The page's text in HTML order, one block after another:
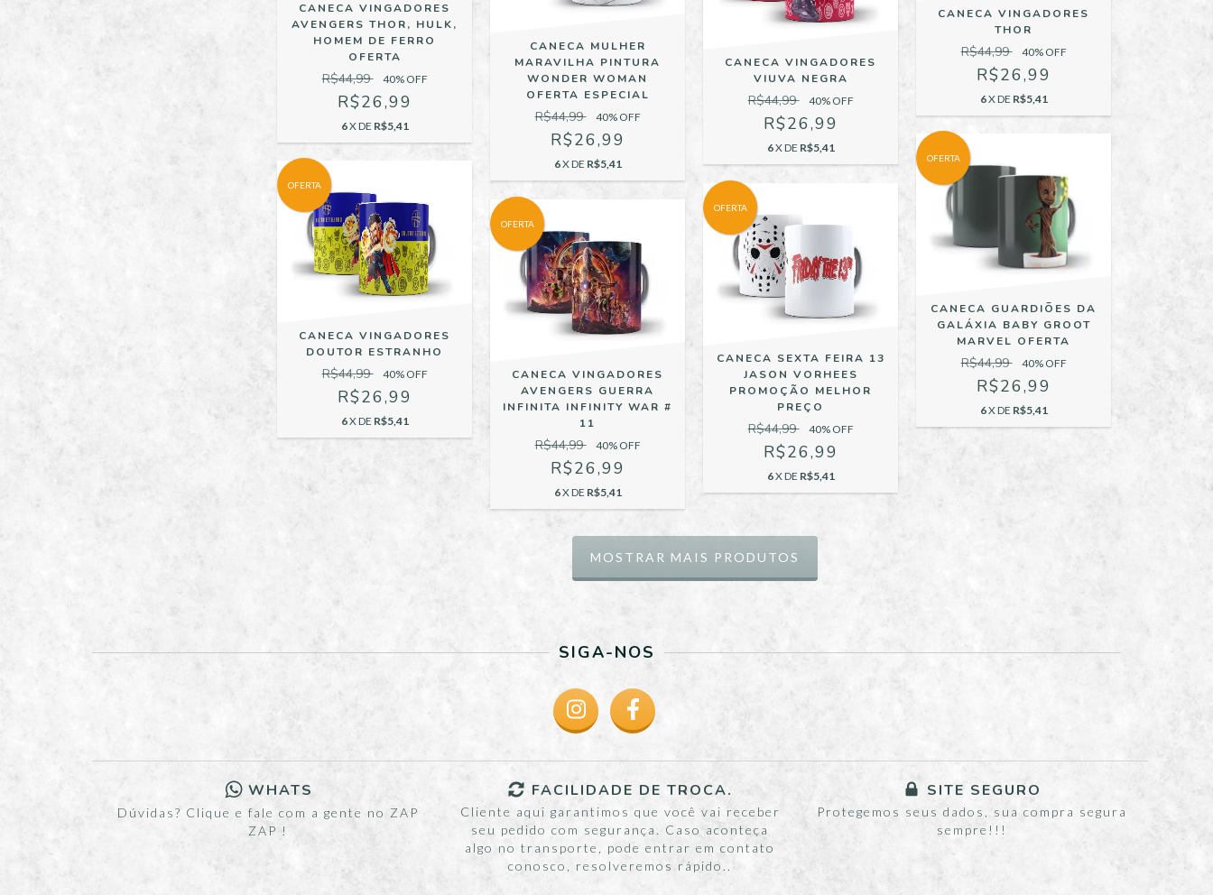
CANECA VINGADORES
AVENGERS THOR, HULK,
HOMEM DE FERRO
OFERTA
R$44,99 40% OFF
R$26,99
6X DE R$5,41
CANECA MULHER
MARAVILHA PINTURA
WONDER WOMAN
OFERTA ESPECIAL
R$44,99 40% OFF
R$26,99
6X DE R$5,41
CANECA VINGADORES
VIUVA NEGRA
R$44,99 40% OFF
R$26,99
6X DE R$5,41
CANECA VINGADORES
THOR
R$44,99 40% OFF
R$26,99
6X DE R$5,41
OFERTA
CANECA VINGADORES
DOUTOR ESTRANHO
R$44,99 40% OFF
R$26,99
6X DE R$5,41
OFERTA
CANECA VINGADORES
AVENGERS GUERRA
INFINITA INFINITY WAR #
11
R$44,99 40% OFF
R$26,99
6X DE R$5,41
OFERTA
CANECA SEXTA FEIRA 13
JASON VORHEES
PROMOÇÃO MELHOR
PREÇO
R$44,99 40% OFF
R$26,99
6X DE R$5,41
OFERTA
CANECA GUARDIÕES DA
GALÁXIA BABY GROOT
MARVEL OFERTA
R$44,99 40% OFF
R$26,99
6X DE R$5,41
MOSTRAR MAIS PRODUTOS
SIGA-NOS
WHATS
Dúvidas? Clique e fale com a gente no ZAP
ZAP !
FACILIDADE DE TROCA.
Cliente aqui garantimos que você vai receber
seu pedido com segurança. Caso aconteça
algo no transporte, pode entrar em contato
conosco, resolveremos rápido..
SITE SEGURO
Protegemos seus dados, sua compra segura
sempre!!!